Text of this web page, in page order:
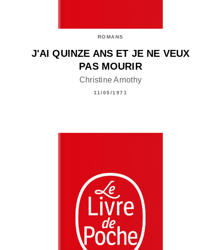
ROMANS
J'AI QUINZE ANS ET JE NE VEUX
PAS MOURIR
Christine Arnothy
11/05/1971